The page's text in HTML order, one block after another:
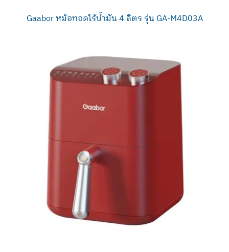
Gaabor หม้อทอดไร้น้ำมัน 4 ลิตร รุ่น GA-M4D03A